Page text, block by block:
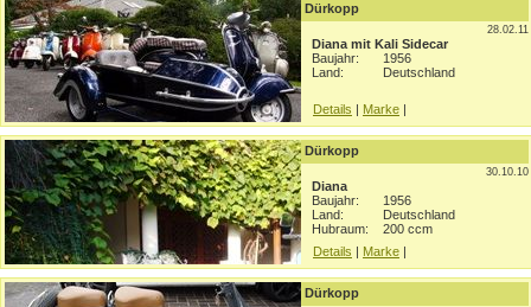
Dürkopp
28.02.11
Diana mit Kali Sidecar
Baujahr:
1956
Land:
Deutschland
Details | Marke |
Dürkopp
30.10.10
Diana
Baujahr:
1956
Land:
Deutschland
Hubraum:
200 ccm
Details | Marke |
Dürkopp